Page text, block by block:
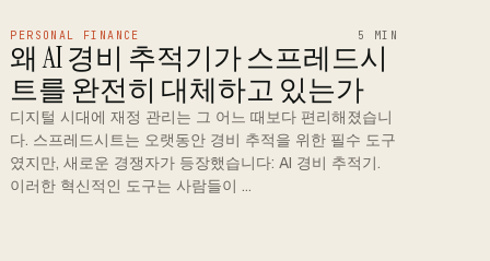
PERSONAL FINANCE 5 MIN
왜 AI 경비 추적기가 스프레드시
트를 완전히 대체하고 있는가
디지털 시대에 재정 관리는 그 어느 때보다 편리해졌습니
다. 스프레드시트는 오랫동안 경비 추적을 위한 필수 도구
였지만, 새로운 경쟁자가 등장했습니다: AI 경비 추적기.
이러한 혁신적인 도구는 사람들이 …